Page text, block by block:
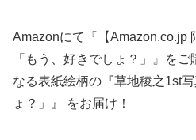
Amazonにて『【Amazon.co.jp
「もう、好きでしょ？」』を
なる表紙絵柄の『草地稜之1st
ょ？」』 をお届け！